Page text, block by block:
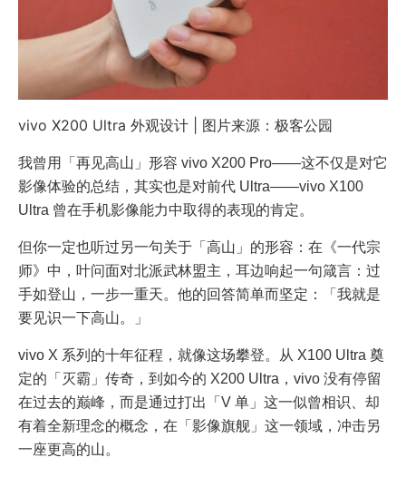
vivo X200 Ultra 外观设计 | 图片来源：极客公园
我曾用「再见高山」形容 vivo X200 Pro——这不仅是对它
影像体验的总结，其实也是对前代 Ultra——vivo X100
Ultra 曾在手机影像能力中取得的表现的肯定。
但你一定也听过另一句关于「高山」的形容：在《一代宗
师》中，叶问面对北派武林盟主，耳边响起一句箴言：过
手如登山，一步一重天。他的回答简单而坚定：「我就是
要见识一下高山。」
vivo X 系列的十年征程，就像这场攀登。从 X100 Ultra 奠
定的「灭霸」传奇，到如今的 X200 Ultra，vivo 没有停留
在过去的巅峰，而是通过打出「V 单」这一似曾相识、却
有着全新理念的概念，在「影像旗舰」这一领域，冲击另
一座更高的山。